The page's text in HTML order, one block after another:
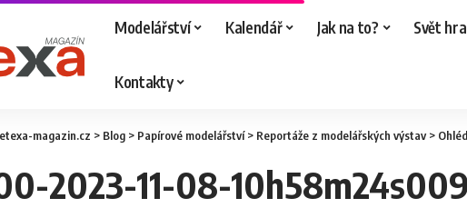
Modelářství Kalendář Jak na to? Svět
Kontakty
magazin.cz > Blog > Papírové modelářství> Reportáže z modelářských výstav>
2023-11-08-10h58m24s009